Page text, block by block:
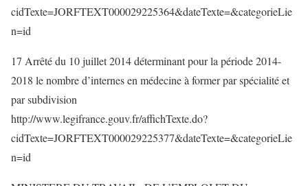
cidTexte=JORFTEXT000029225364&dateTexte=&categorieLie
n=id
17 Arrêté du 10 juillet 2014 déterminant pour la période 2014-
2018 le nombre d’internes en médecine à former par spécialité et
par subdivision
http://www.legifrance.gouv.fr/affichTexte.do?
cidTexte=JORFTEXT000029225377&dateTexte=&categorieLie
n=id